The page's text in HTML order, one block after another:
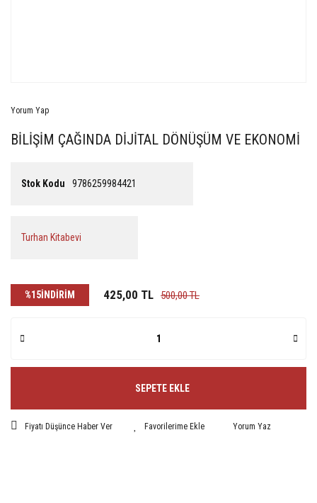
Yorum Yap
BİLİŞİM ÇAĞINDA DİJİTAL DÖNÜŞÜM VE EKONOMİ
Stok Kodu 9786259984421
Turhan Kitabevi
%15İNDİRİM 425,00 TL 500,00 TL
SEPETE EKLE
Fiyatı Düşünce Haber Ver Yorum Yaz